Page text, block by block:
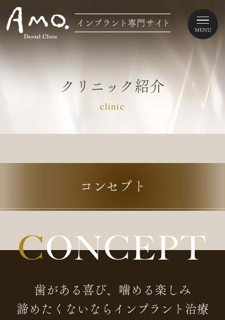
クリニック紹介
clinic
コンセプト
CONCEPT
歯がある喜び、噛める楽しみ
諦めたくないならインプラント治療